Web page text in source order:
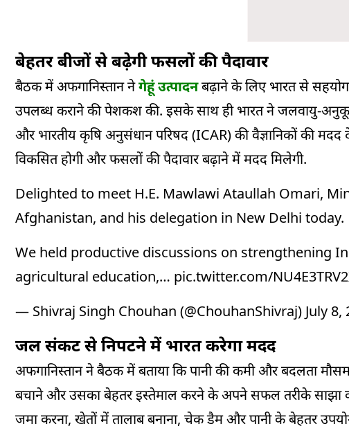
बेहतर बीजों से बढ़ेगी फसलों की पैदावार
बैठक में अफगानिस्तान नेगेहूं उत्पादनबढ़ाने के लिए भारत से
उपलब्ध कराने की पेशकश की. इसके साथ ही भारत ने जलवायु-
और भारतीय कृषि अनुसंधान परिषद (ICAR) की वैज्ञानिकों की मदद
विकसित होगी और फसलों की पैदावार बढ़ाने में मदद मिलेगी.
Delighted to meet H.E. Mawlawi Ataullah Omari,
Afghanistan, and his delegation in New Delhi today.
We held productive discussions on strengthening
agricultural education,… pic.twitter.com/
— Shivraj Singh Chouhan (@ChouhanShivraj) July 8,
जल संकट से निपटने में भारत करेगा मदद
अफगानिस्तान ने बैठक में बताया कि पानी की कमी और बदलता
बचाने और उसका बेहतर इस्तेमाल करने के अपने सफल तरीके साझा
जमा करना, खेतों में तालाब बनाना, चेक डैम और पानी के बेहतर